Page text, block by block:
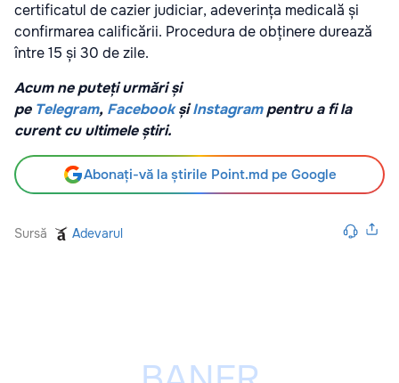
certificatul de cazier judiciar, adeverința medicală și
confirmarea calificării. Procedura de obținere durează
între 15 și 30 de zile.
Acum ne puteți urmări și
pe Telegram, Facebook șiInstagrampentru a fi la
curent cu ultimele știri.
Abonați-vă la știrile Point.md pe Google
Sursă Adevarul